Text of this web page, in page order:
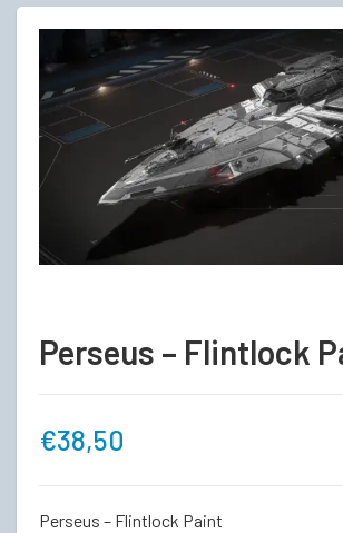
Perseus – Flintlock
€38,50
Perseus – Flintlock Paint